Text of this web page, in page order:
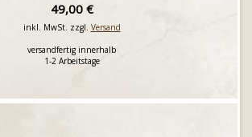
49,00 €
inkl. MwSt. zzgl. Versand
versandfertig innerhalb
1-2 Arbeitstage